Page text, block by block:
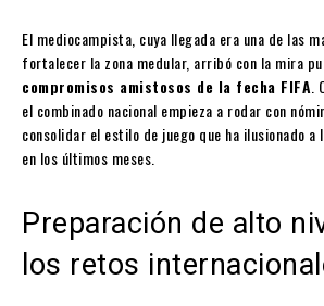
El mediocampista, cuya llegada era una de las
fortalecer la zona medular, arribó con la mira
compromisos amistosos de la fecha FIFA
el combinado nacional empieza a rodar con
consolidar el estilo de juego que ha ilusionado a
en los últimos meses.
Preparación de alto
los retos